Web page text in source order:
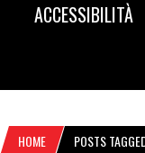
ACCESSIBILITÀ
HOME POSTS